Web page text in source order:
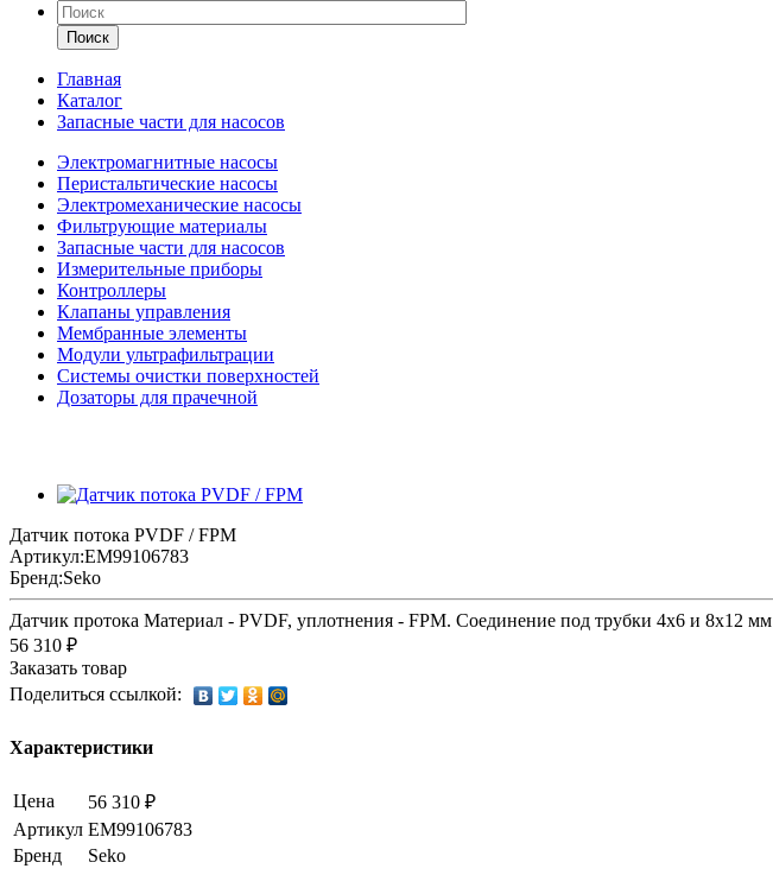
Поиск
Главная
Каталог
Запасные части для насосов
Электромагнитные насосы
Перистальтические насосы
Электромеханические насосы
Фильтрующие материалы
Запасные части для насосов
Измерительные приборы
Контроллеры
Клапаны управления
Мембранные элементы
Модули ультрафильтрации
Системы очистки поверхностей
Дозаторы для прачечной
Датчик потока PVDF / FPM
Артикул:EM99106783
Бренд:Seko
Датчик протока Материал - PVDF, уплотнения - FPM. Соединение под трубки 4х6 и 8х12 мм
56 310 ₽
Заказать товар
Поделиться ссылкой:
Характеристики
Цена
56 310 ₽
Артикул EM99106783
Бренд
Seko